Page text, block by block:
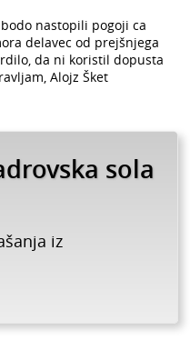
nastopili pogoji ca
delavec od prejšnjega
da ni koristil dopusta
Alojz Šket
iz